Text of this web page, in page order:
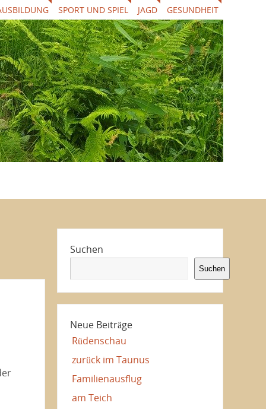
SPORT UND SPIEL JAGD GESUNDHEIT
Suchen
Suchen
Neue Beiträge
Rüdenschau
zurück im Taunus
Familienausflug
am Teich